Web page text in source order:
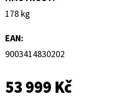
178 kg
EAN:
9003414830202
53 999 Kč